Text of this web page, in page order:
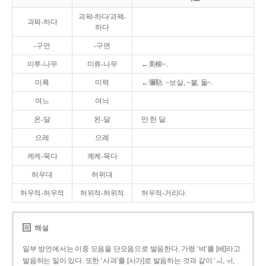
괴팍-하다
괴퍅-하다/괴팩-
하다
-구먼 -구면
미루-나무 미류-나무 ←美柳~.
미륵 미력 ←彌勒. ~보살, ~불, 돌~.
여느 여늬
온-달 왼-달 만 한 달.
으레 으례
케케-묵다 켸켸-묵다
허우대 허위대
허우적-허우적 허위적-허위적 허우적-거리다.
해설
일부 방언에서는 이중 모음을 단모음으로 발음한다. 가령 ‘벼’를 [베]라고
발음하는 일이 있다. 또한 ‘사과’를 [사가]로 발음하는 것과 같이 ‘ㅚ, ㅟ,